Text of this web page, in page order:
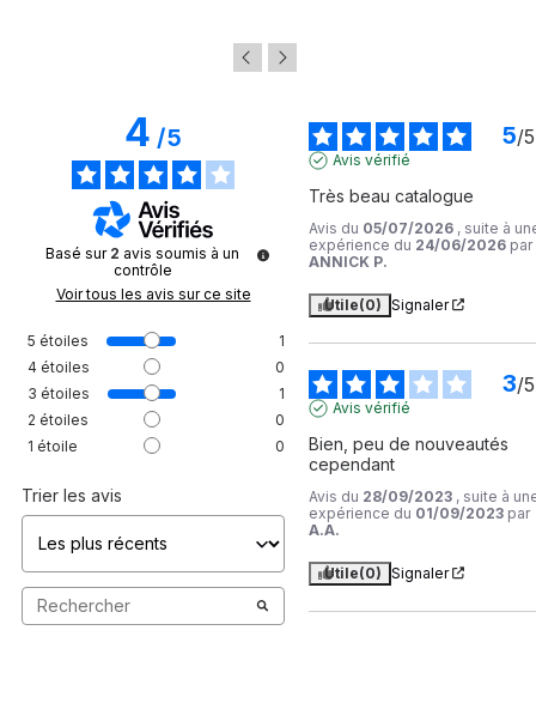
4/5
Basé sur 2 avis soumis à un
contrôle
Voir tous les avis sur ce site
5 étoiles
1
4 étoiles
0
3 étoiles
1
2 étoiles
0
1 étoile 0
Trier les avis
5/5
Avis vérifié
Très beau catalogue
Avis du 05/07/2026 , suite à
expérience du 24/06/2026 par
ANNICK P.
Utile(0) Signaler
3/5
Avis vérifié
Bien, peu de nouveautés
cependant
Avis du 28/09/2023 , suite à
expérience du 01/09/2023 par
A.A.
Utile(0) Signaler